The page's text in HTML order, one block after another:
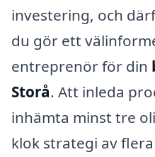
investering, och
du gör ett
entreprenör för din
Storå. Att inleda
inhämta minst tre
klok strategi av